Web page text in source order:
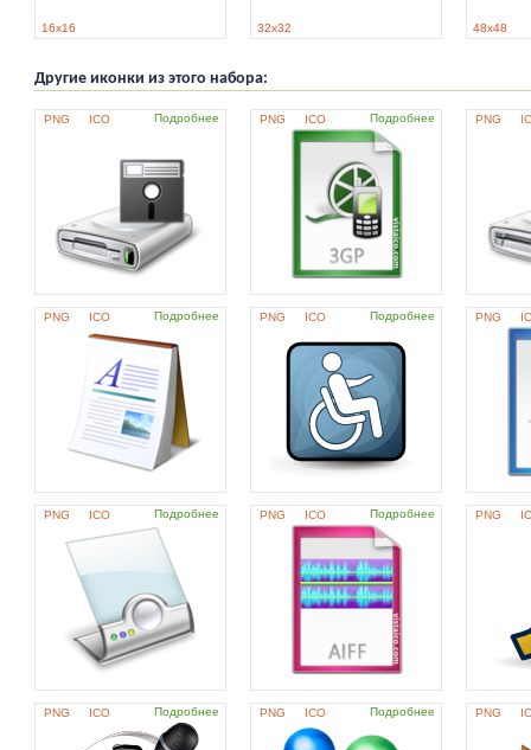
16x16 32x32 48x48
Другие иконки из этого набора:
PNG ICO Подробнее PNG ICO Подробнее PNG
PNG ICO Подробнее PNG ICO Подробнее PNG
PNG ICO Подробнее PNG ICO Подробнее PNG
PNG ICO Подробнее PNG ICO Подробнее PNG